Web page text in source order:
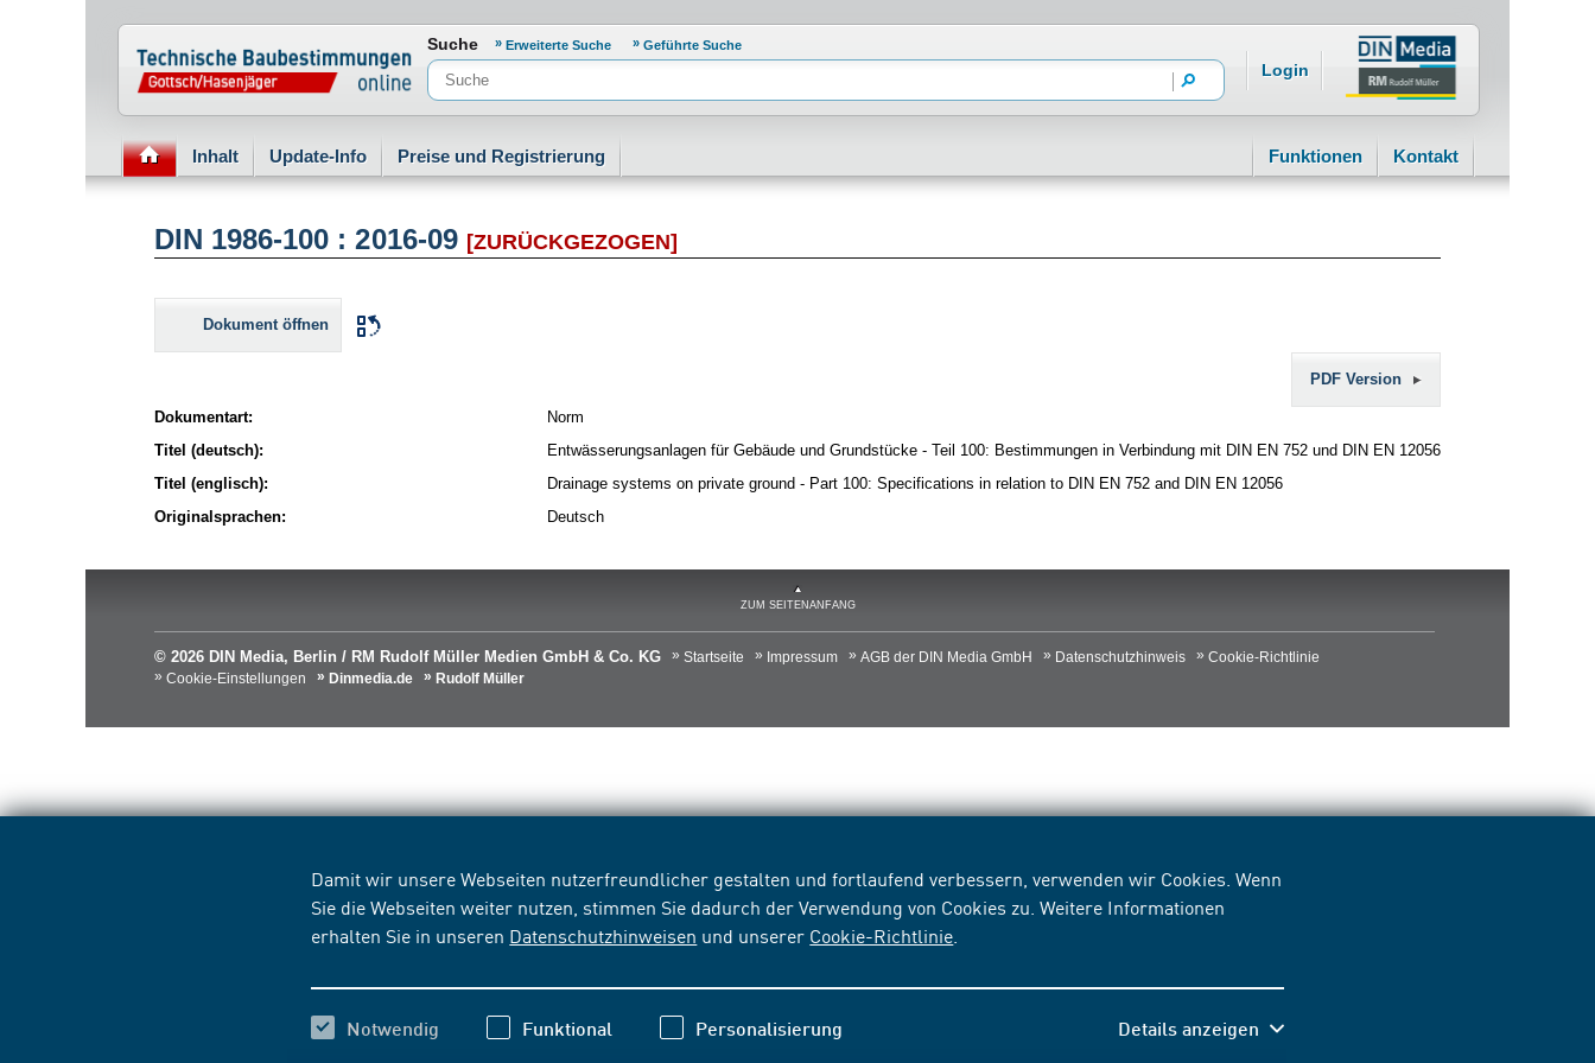
Damit wir unsere Webseiten nutzerfreundlicher gestalten und fortlaufend verbessern, verwenden wir Cookies. Wenn
Sie die Webseiten weiter nutzen, stimmen Sie dadurch der Verwendung von Cookies zu. Weitere Informationen
erhalten Sie in unseren Datenschutzhinweisen und unserer Cookie-Richtlinie
Notwendig Funktional Personalisierung Details anzeigen
Normenportal Barrierefreiheit
Suche Erweiterte Suche Geführte Suche
Login
Inhalt Update-Info Preise und Registrierung Funktionen Kontakt
DIN 1986-100 : 2016-09 [ZURÜCKGEZOGEN]
Dokument öffnen
PDF Version
Dokumentart:
Norm
Titel (deutsch):
Entwässerungsanlagen für Gebäude und Grundstücke - Teil 100: Bestimmungen in Verbindung mit DIN EN 752 und DIN EN 12056
Titel (englisch):
Drainage systems on private ground - Part 100: Specifications in relation to DIN EN 752 and DIN EN 12056
Originalsprachen:
Deutsch
ZUM SEITENANFANG
© 2026 DIN Media, Berlin / RM Rudolf Müller Medien GmbH & Co. KG Startseite Impressum AGB der DIN Media GmbH Datenschutzhinweis
Cookie-Richtlinie
Cookie-Einstellungen
Dinmedia.de Rudolf Müller